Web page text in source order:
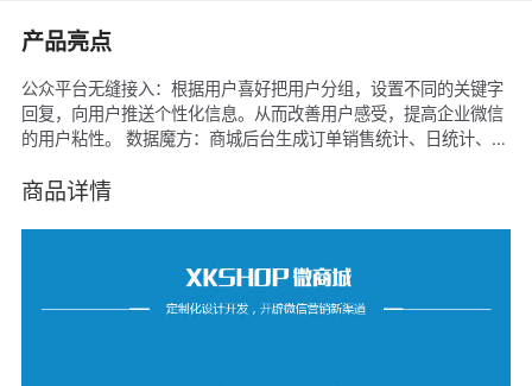
产品亮点
公众平台无缝接入：根据用户喜好把用户分组，设置不同的关键字
回复，向用户推送个性化信息。从而改善用户感受，提高企业微信
的用户粘性。 数据魔方：商城后台生成订单销售统计、日统计、月
抵现或兑换礼品。 限时抢购：设置时间，在限定的时间内可以以优
的互动营销吸粉游戏，活跃粉丝，圈住微信10亿以上的潜在顾客。
三级分销：独创裂变式推广分佣特色功能，三级分佣来发动会员、
商品详情